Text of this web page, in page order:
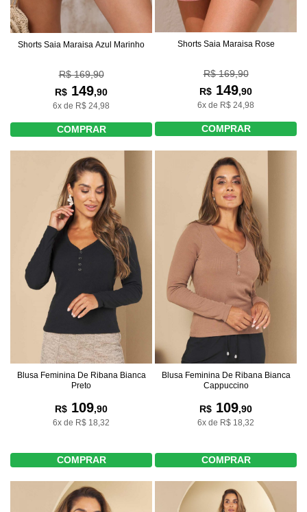
Shorts Saia Maraisa Azul Marinho
R$ 169,90
R$ 149,90
6x de R$ 24,98
COMPRAR
Shorts Saia Maraisa Rose
R$ 169,90
R$ 149,90
6x de R$ 24,98
COMPRAR
Blusa Feminina De Ribana Bianca
Preto
R$ 109,90
6x de R$ 18,32
COMPRAR
Blusa Feminina De Ribana Bianca
Cappuccino
R$ 109,90
6x de R$ 18,32
COMPRAR